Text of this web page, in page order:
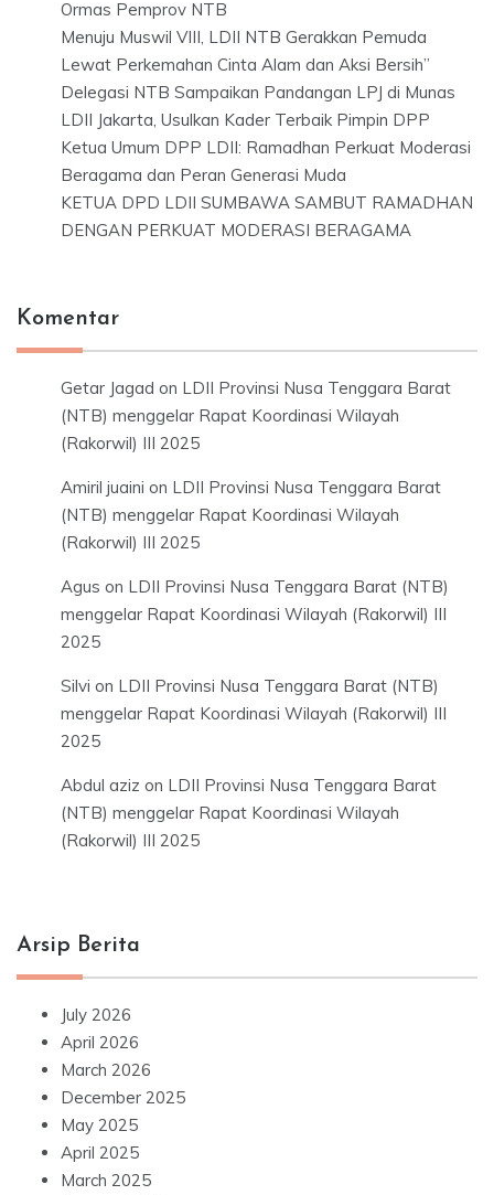
Ormas Pemprov NTB
Menuju Muswil VIII, LDII NTB Gerakkan Pemuda
Lewat Perkemahan Cinta Alam dan Aksi Bersih”
Delegasi NTB Sampaikan Pandangan LPJ di Munas
LDII Jakarta, Usulkan Kader Terbaik Pimpin DPP
Ketua Umum DPP LDII: Ramadhan Perkuat Moderasi
Beragama dan Peran Generasi Muda
KETUA DPD LDII SUMBAWA SAMBUT RAMADHAN
DENGAN PERKUAT MODERASI BERAGAMA
Komentar
Getar Jagad on LDII Provinsi Nusa Tenggara Barat
(NTB) menggelar Rapat Koordinasi Wilayah
(Rakorwil) III 2025
Amiril juaini on LDII Provinsi Nusa Tenggara Barat
(NTB) menggelar Rapat Koordinasi Wilayah
(Rakorwil) III 2025
Agus on LDII Provinsi Nusa Tenggara Barat (NTB)
menggelar Rapat Koordinasi Wilayah (Rakorwil) III
2025
Silvi on LDII Provinsi Nusa Tenggara Barat (NTB)
menggelar Rapat Koordinasi Wilayah (Rakorwil) III
2025
Abdul aziz on LDII Provinsi Nusa Tenggara Barat
(NTB) menggelar Rapat Koordinasi Wilayah
(Rakorwil) III 2025
Arsip Berita
July 2026
April 2026
March 2026
December 2025
May 2025
April 2025
March 2025